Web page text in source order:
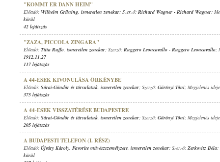
"KOMMT ER DANN HEIM"
Előadó: Wilhelm Grüning, ismeretlen zenekar; Szerző: Richard Wagner - Richard Wagner;
körül
42 lejátszás
"ZAZA, PICCOLA ZINGARA"
Előadó: Titta Ruffo, ismeretlen zenekar; Szerző: Ruggero Leoncavallo - Ruggero Leoncavallo;
1912.11.27
117 lejátszás
A 44-ESEK KIVONULÁSA ÖRKÉNYBE
Előadó: Sárai-Göndör és társulatuk, ismeretlen zenekar; Szerző: Görényi Tóni; Megjelenés
375 lejátszás
A 44-ESEK VISSZATÉRÉSE BUDAPESTRE
Előadó: Sárai-Göndör és társulatuk, ismeretlen zenekar; Szerző: Görényi Tóni; Megjelenés
205 lejátszás
A BUDAPESTI TELEFON (I. RÉSZ)
Előadó: Újváry Károly, Favorite művészszemélyzete, ismeretlen zenekar; Szerző: Zerkovitz Béla;
körül